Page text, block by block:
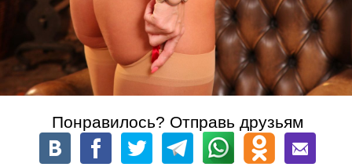
Понравилось? Отправь друзьям